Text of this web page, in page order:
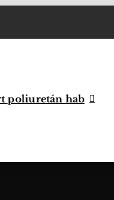
poliuretán hab